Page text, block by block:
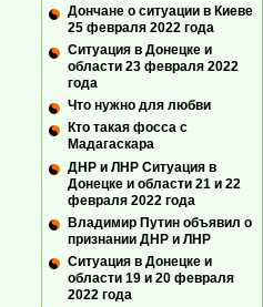
Дончане о ситуации в Киеве
25 февраля 2022 года
Ситуация в Донецке и
области 23 февраля 2022
года
Что нужно для любви
Кто такая фосса с
Мадагаскара
ДНР и ЛНР Ситуация в
Донецке и области 21 и 22
февраля 2022 года
Владимир Путин объявил о
признании ДНР и ЛНР
Ситуация в Донецке и
области 19 и 20 февраля
2022 года